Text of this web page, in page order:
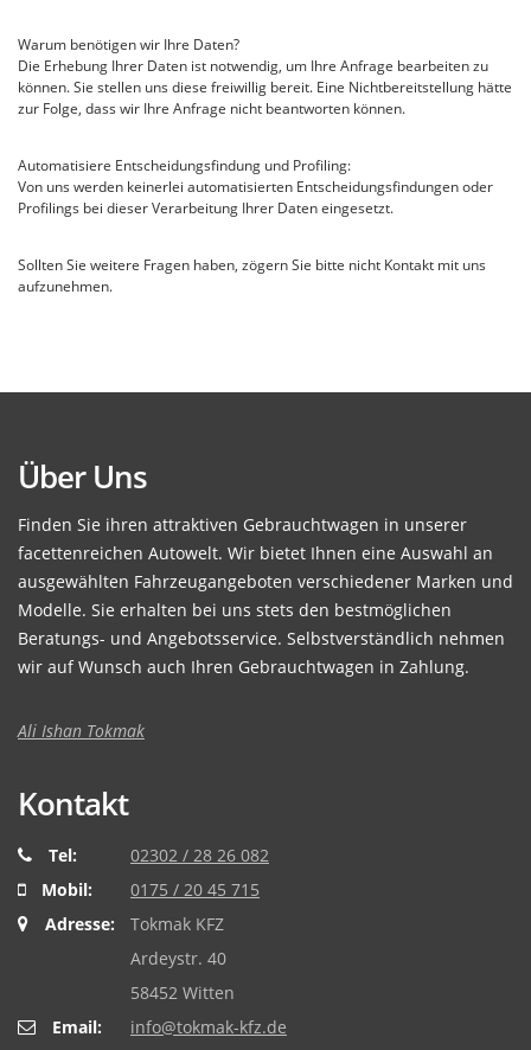
Warum benötigen wir Ihre Daten?
Die Erhebung Ihrer Daten ist notwendig, um Ihre Anfrage bearbeiten zu
können. Sie stellen uns diese freiwillig bereit. Eine Nichtbereitstellung hätte
zur Folge, dass wir Ihre Anfrage nicht beantworten können.
Automatisiere Entscheidungsfindung und Profiling:
Von uns werden keinerlei automatisierten Entscheidungsfindungen oder
Profilings bei dieser Verarbeitung Ihrer Daten eingesetzt.
Sollten Sie weitere Fragen haben, zögern Sie bitte nicht Kontakt mit uns
aufzunehmen.
Über Uns
Finden Sie ihren attraktiven Gebrauchtwagen in unserer
facettenreichen Autowelt. Wir bietet Ihnen eine Auswahl an
ausgewählten Fahrzeugangeboten verschiedener Marken und
Modelle. Sie erhalten bei uns stets den bestmöglichen
Beratungs- und Angebotsservice. Selbstverständlich nehmen
wir auf Wunsch auch Ihren Gebrauchtwagen in Zahlung.
Ali Ishan Tokmak
Kontakt
Tel:
02302 / 28 26 082
Mobil:
0175 / 20 45 715
Adresse:
Tokmak KFZ
Ardeystr. 40
58452 Witten
Email:
info@tokmak-kfz.de